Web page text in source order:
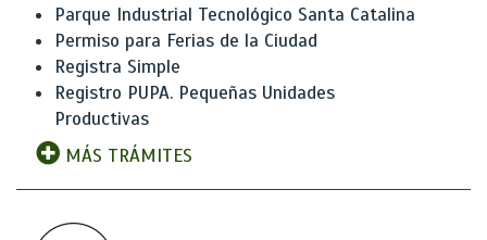
Parque Industrial Tecnológico Santa Catalina
Permiso para Ferias de la Ciudad
Registra Simple
Registro PUPA. Pequeñas Unidades
Productivas
MÁS TRÁMITES